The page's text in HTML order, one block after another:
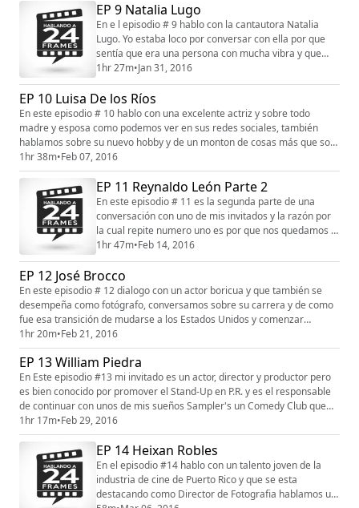
EP 9 Natalia Lugo
En e l episodio # 9 hablo con la cantautora Natalia
Lugo. Yo estaba loco por conversar con ella por que
sentía que era una persona con mucha vibra y que
estaba enfocada en lo que quiere y no solo era la
muchacha que sale en los videos de las redes sociales
y no me equivoque. Su pasión es la música y lo que a
luchado para llevar su sueño. Es de las
conversaciones que mas me a gustado y creo que ...
1hr 27m•Jan 31, 2016
EP 10 Luisa De los Ríos
En este episodio # 10 hablo con una excelente actriz y sobre todo
madre y esposa como podemos ver en sus redes sociales, también
hablamos sobre su nuevo hobby y de un monton de cosas más que son
super interesantes. Actualmente pueden ver su gran talento en la
película Vasos de Papel Para mi fue un super placer hablar con Luisa De
los Ríos.
1hr 38m•Feb 07, 2016
EP 11 Reynaldo León Parte 2
En este episodio # 11 es la segunda parte de una
conversación con uno de mis invitados y la razón por
la cual repite numero uno es por que nos quedamos a
mitad en cosas importantes en su carrera y segundo
que su podcast anterior es el más escuchado hasta el
día de hoy y por el cual más me escribe la gente y por
eso lo invite de nuevo. Aquí esta la esperada segunda
parte de mi conversación con R...
1hr 47m•Feb 14, 2016
EP 12 José Brocco
En este episodio # 12 dialogo con un actor boricua y que también se
desempeña como fotógrafo, conversamos sobre su carrera y de como
fue esa transición de mudarse a los Estados Unidos y comenzar
nuevamente. También hablo con el de sus famosos comentarios en
Facebook y su experiencia trabajando con Benicio Del Toro . Espero que
les encante esta conversación con José Brocco.
1hr 20m•Feb 21, 2016
EP 13 William Piedra
En Este episodio #13 mi invitado es un actor, director y productor pero
es bien conocido por promover el Stand-Up en P.R. y es el responsable
de continuar con unos de mis sueños Sampler's un Comedy Club que
abrió las puertas a muchos comediantes cuando no existía un lugar
para desarrollar ese arte. Hablamos de eso y un montón de cosas más.
Espero que se disfruten esta conversación con William P...
1hr 17m•Feb 29, 2016
EP 14 Heixan Robles
En el episodio #14 hablo con un talento joven de la
industria de cine de Puerto Rico y que se esta
destacando como Director de Fotografia hablamos un